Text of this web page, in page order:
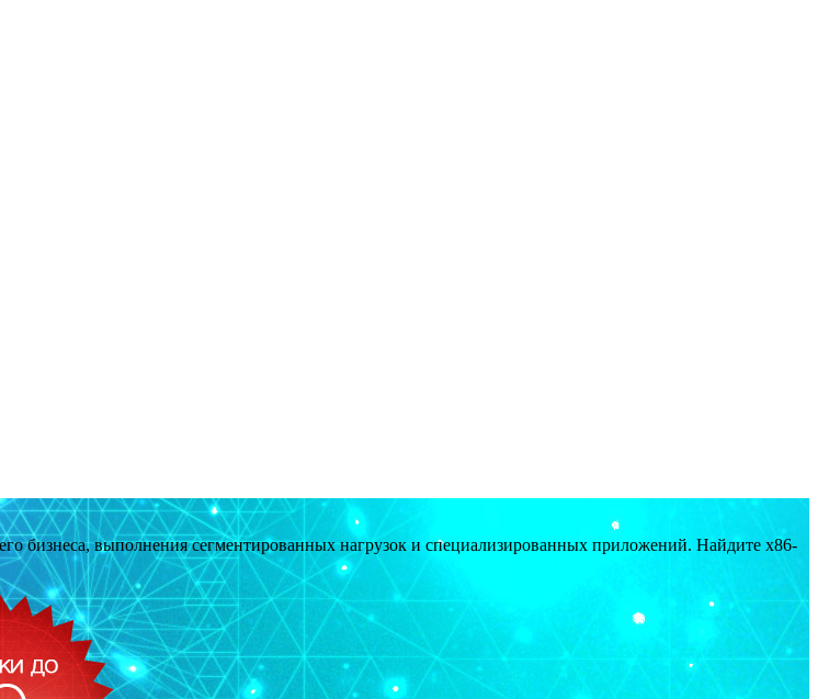
бизнеса, выполнения сегментированных нагрузок и специализированных приложений. Найдите x86-